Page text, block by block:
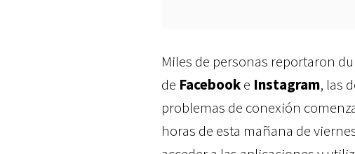
Miles de personas reportaron
de Facebooke Instagram, las
problemas de conexión
horas de esta mañana de